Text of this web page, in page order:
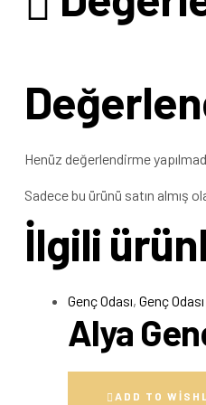
Henüz değerlendirme
Sadece bu ürünü satın almış
İlgili
Genç Odası, Genç Odası
Alya
ADD TO